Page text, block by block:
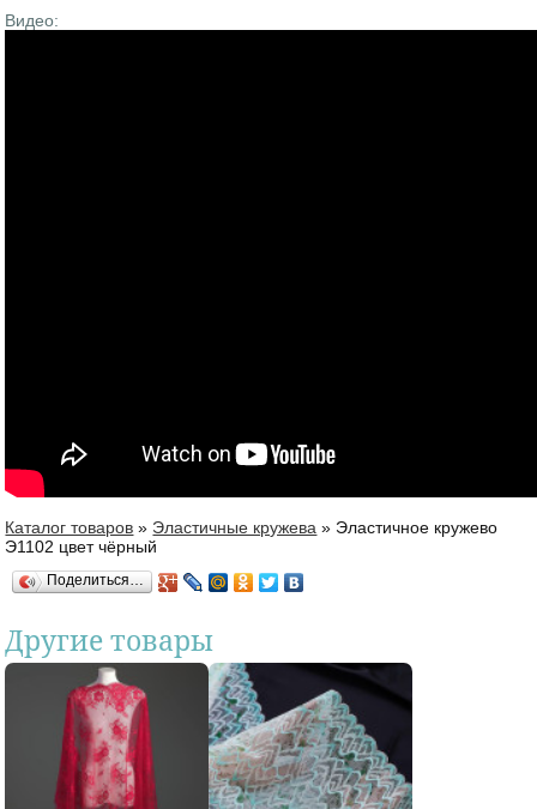
Видео:
Вы здесь
Каталог товаров » Эластичные кружева » Эластичное кружево
Э1102 цвет чёрный
Поделиться…
Другие товары